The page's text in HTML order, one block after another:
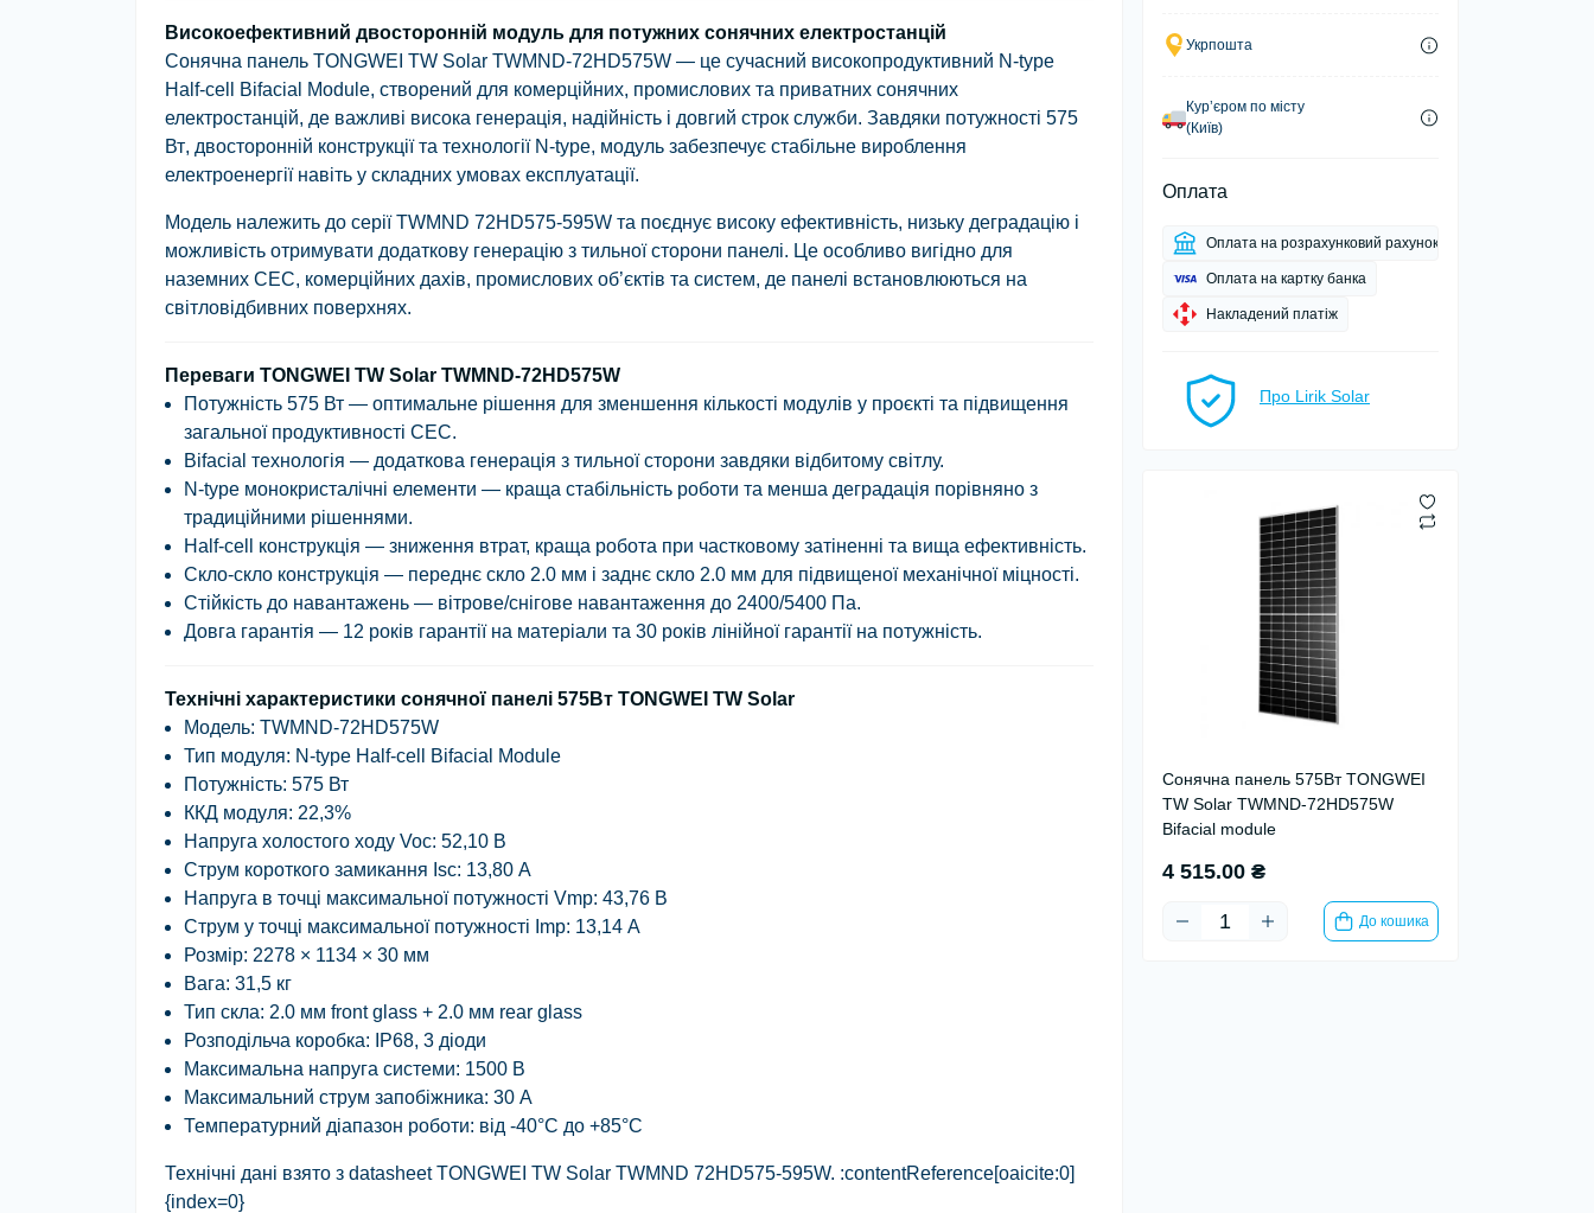
Укрпошта
Курʼєром по місту
(Київ)
Оплата
Оплата на розрахунковий рахунок
Оплата на картку банка
Накладений платіж
Про Lirik Solar
Сонячна панель 575Вт TONGWEI
TW Solar TWMND-72HD575W
Bifacial module
4 515.00 ₴
До кошика
Високоефективний двосторонній модуль для потужних сонячних електростанцій
Сонячна панель TONGWEI TW Solar TWMND-72HD575W — це сучасний високопродуктивний N-type
Half-cell Bifacial Module, створений для комерційних, промислових та приватних сонячних
електростанцій, де важливі висока генерація, надійність і довгий строк служби. Завдяки потужності 575
Вт, двосторонній конструкції та технології N-type, модуль забезпечує стабільне вироблення
електроенергії навіть у складних умовах експлуатації.
Модель належить до серіїTWMND 72HD575-595W та поєднує високу ефективність, низьку деградацію і
можливість отримувати додаткову генерацію з тильної сторони панелі. Це особливо вигідно для
наземних СЕС, комерційних дахів, промислових об’єктів та систем, де панелі встановлюються на
світловідбивних поверхнях.
Переваги TONGWEI TW Solar TWMND-72HD575W
Потужність 575 Вт — оптимальне рішення для зменшення кількості модулів у проєкті та підвищення
загальної продуктивності СЕС.
Bifacial технологія — додаткова генерація з тильної сторони завдяки відбитому світлу.
N-type монокристалічні елементи — краща стабільність роботи та менша деградація порівняно з
традиційними рішеннями.
Half-cell конструкція — зниження втрат, краща робота при частковому затіненні та вища ефективність.
Скло-скло конструкція — переднє скло 2.0 мм і заднє скло 2.0 мм для підвищеної механічної міцності.
Стійкість до навантажень — вітрове/снігове навантаження до 2400/5400 Па.
Довга гарантія — 12 років гарантії на матеріали та 30 років лінійної гарантії на потужність.
Технічні характеристики сонячної панелі 575Вт TONGWEI TW Solar
Модель: TWMND-72HD575W
Тип модуля: N-type Half-cell Bifacial Module
Потужність: 575 Вт
ККД модуля: 22,3%
Напруга холостого ходу Voc: 52,10 В
Струм короткого замикання Isc: 13,80 А
Напруга в точці максимальної потужності Vmp: 43,76 В
Струм у точці максимальної потужності Imp: 13,14 А
Розмір: 2278 × 1134 × 30 мм
Вага: 31,5 кг
Тип скла: 2.0 мм front glass + 2.0 мм rear glass
Розподільча коробка: IP68, 3 діоди
Максимальна напруга системи: 1500 В
Максимальний струм запобіжника: 30 А
Температурний діапазон роботи: від -40°C до +85°C
Технічні дані взято з datasheet TONGWEI TW Solar TWMND 72HD575-595W. :contentReference[oaicite:0]
{index=0}